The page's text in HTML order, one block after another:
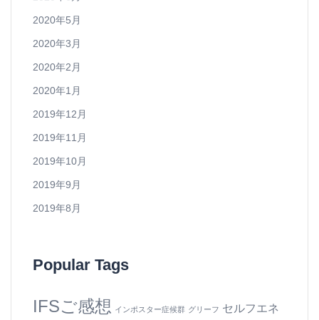
2020年5月
2020年3月
2020年2月
2020年1月
2019年12月
2019年11月
2019年10月
2019年9月
2019年8月
Popular Tags
IFSご感想 インポスター症候群 グリーフ セルフエネ